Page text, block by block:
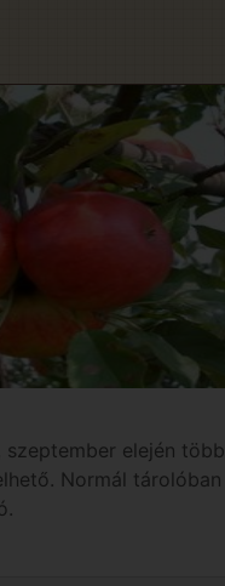
szeptember elején több
Normál tárolóban